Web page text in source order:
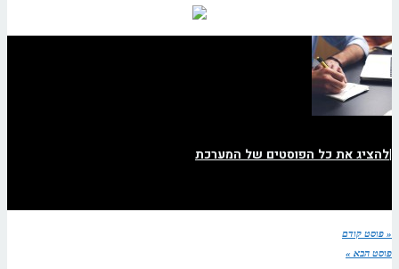
|להציג את כל הפוסטים של המערכת
« פוסט קודם
פוסט הבא »